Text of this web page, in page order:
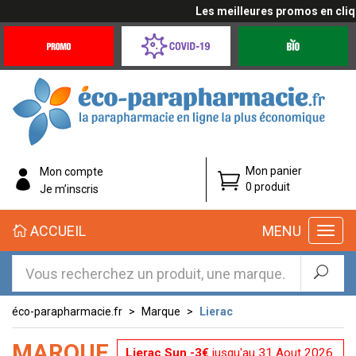
Les meilleures promos en
Offres
Coronavirus
éco-
parapharmacie.fr
éco-
parapharmacie.fr
Mon compte
Je m’inscris
Mon panier
0 produit
MENU
ACCUEIL
éco-parapharmacie.fr Marque Lierac
Lierac Sun -3€ jusqu'au 31 Aout 2026.